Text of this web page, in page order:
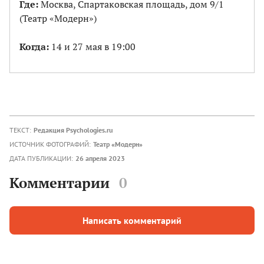
Где:Москва, Спартаковская площадь, дом 9/1
(Театр «Модерн»)
Когда: 14 и 27 мая в 19:00
ТЕКСТ: Редакция Psychologies.ru
ИСТОЧНИК ФОТОГРАФИЙ: Театр «Модерн»
ДАТА ПУБЛИКАЦИИ: 26 апреля 2023
Комментарии 0
Написать комментарий